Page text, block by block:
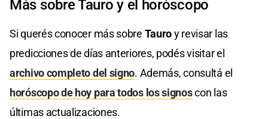
Más sobre Tauro y el horóscopo
Si querés conocer más sobre Tauroy revisar las
predicciones de días anteriores, podés visitar el
archivo completo del signo. Además, consultá el
horóscopo de hoy para todos los signoscon las
últimas actualizaciones.